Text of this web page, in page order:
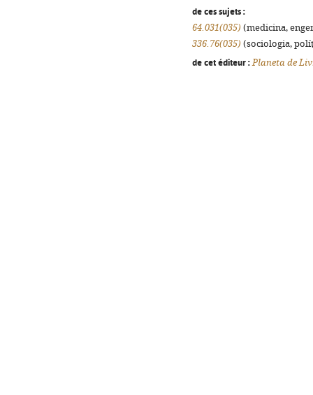
de ces sujets :
64.031(035) (medicina,
336.76(035) (sociologia,
de cet éditeur : Planeta de